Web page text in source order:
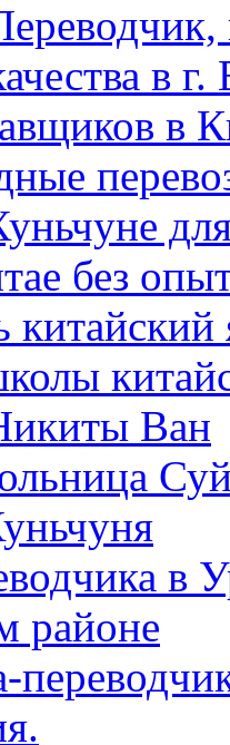
в
в
без
Ван
в
районе